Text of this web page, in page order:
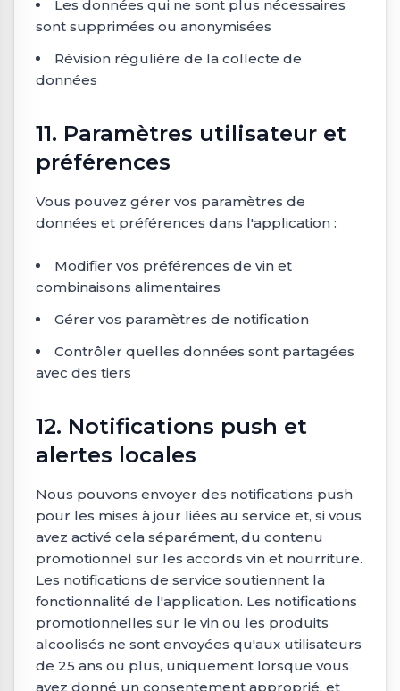
Les données qui ne sont plus nécessaires
sont supprimées ou anonymisées
Révision régulière de la collecte de
données
11. Paramètres utilisateur et
préférences
Vous pouvez gérer vos paramètres de
données et préférences dans l'application :
Modifier vos préférences de vin et
combinaisons alimentaires
Gérer vos paramètres de notification
Contrôler quelles données sont partagées
avec des tiers
12. Notifications push et
alertes locales
Nous pouvons envoyer des notifications push
pour les mises à jour liées au service et, si vous
avez activé cela séparément, du contenu
promotionnel sur les accords vin et nourriture.
Les notifications de service soutiennent la
fonctionnalité de l'application. Les notifications
promotionnelles sur le vin ou les produits
alcoolisés ne sont envoyées qu'aux utilisateurs
de 25 ans ou plus, uniquement lorsque vous
avez donné un consentement approprié, et